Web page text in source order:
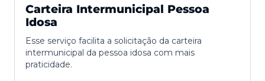
Carteira Intermunicipal Pessoa
Idosa
Esse serviço facilita a solicitação da carteira
intermunicipal da pessoa idosa com mais
praticidade.